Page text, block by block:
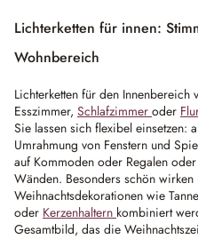
Lichterketten für innen:
Wohnbereich
Lichterketten für den Innenbereich
Esszimmer, Schlafzimmer oder
Sie lassen sich flexibel einsetzen:
Umrahmung von Fenstern und
auf Kommoden oder Regalen
Wänden. Besonders schön
Weihnachtsdekorationen wie
oder Kerzenhaltern kombiniert
Gesamtbild, das die